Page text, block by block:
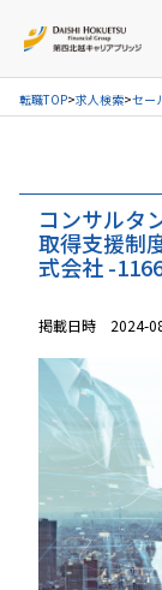
お問い合
転職TOP 求人検索 セー
コンサル
取得支援制
式会社 -
掲載日時 2024-